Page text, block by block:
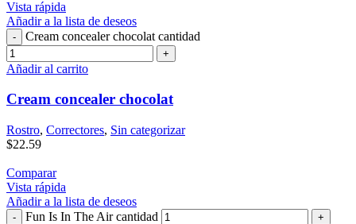
Vista rápida
Añadir a la lista de deseos
Cream concealer chocolat cantidad
Añadir al carrito
Cream concealer chocolat
Rostro, Correctores, Sin categorizar
$22.59
Comparar
Vista rápida
Añadir a la lista de deseos
Fun Is In The Air cantidad